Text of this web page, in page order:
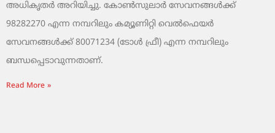
അധികൃതർ അറിയിച്ചു. കോൺസുലാർ സേവനങ്ങൾക്ക്
98282270 എന്ന നമ്പറിലും കമ്യൂണിറ്റി വെൽഫെയർ
സേവനങ്ങൾക്ക് 80071234 (ടോൾ ഫ്രീ) എന്ന നമ്പറിലും
ബന്ധപ്പെടാവുന്നതാണ്.
Read More »